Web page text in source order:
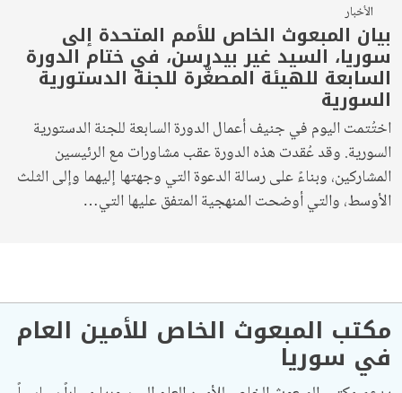
الأخبار
بيان المبعوث الخاص للأمم المتحدة إلى
سوريا، السيد غير بيدرسن، في ختام الدورة
السابعة للهيئة المصغّرة للجنة الدستورية
السورية
اختُتمت اليوم في جنيف أعمال الدورة السابعة للجنة الدستورية
السورية. وقد عُقدت هذه الدورة عقب مشاورات مع الرئيسين
المشاركين، وبناءً على رسالة الدعوة التي وجهتها إليهما وإلى الثلث
الأوسط، والتي أوضحت المنهجية المتفق عليها التي…
مكتب المبعوث الخاص للأمين العام
في سوريا